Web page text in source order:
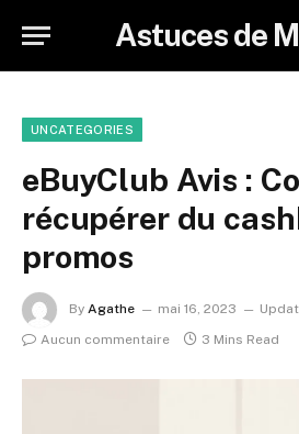
Astuces de
UNCATEGORIES
eBuyClub Avis :
récupérer du
promos
By Agathe mai 16, 2023
Aucun commentaire
3 Mins Read